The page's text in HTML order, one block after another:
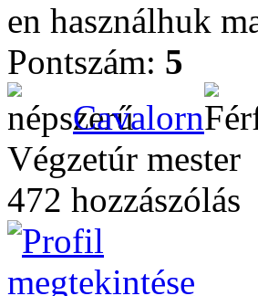
en használhuk
Pontszám: 5
Cavalorn
Végzetúr mester
472 hozzászólás